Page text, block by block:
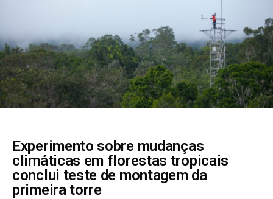
Experimento sobre mudanças
climáticas em florestas tropicais
conclui teste de montagem da
primeira torre